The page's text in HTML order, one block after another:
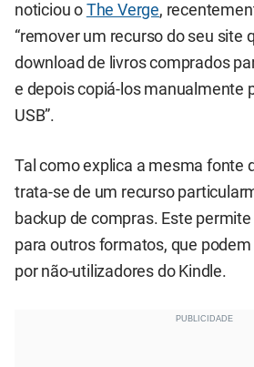
noticiou o The Verge,
“remover um recurso do seu site
download de livros comprados
e depois copiá-los manualmente
USB”.
Tal como explica a mesma fonte
trata-se de um recurso
backup de compras. Este
para outros formatos, que
por não-utilizadores do Kindle.